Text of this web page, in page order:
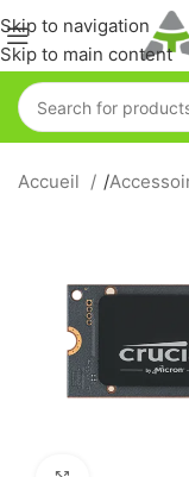
Skip to navigation
Skip to main content
Accueil /